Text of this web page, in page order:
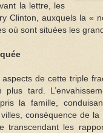
la lettre, les
Clinton, auxquels la «
où sont situées les
aspects de cette triple
plus tard.
la famille,
conséquence de
transcendant les